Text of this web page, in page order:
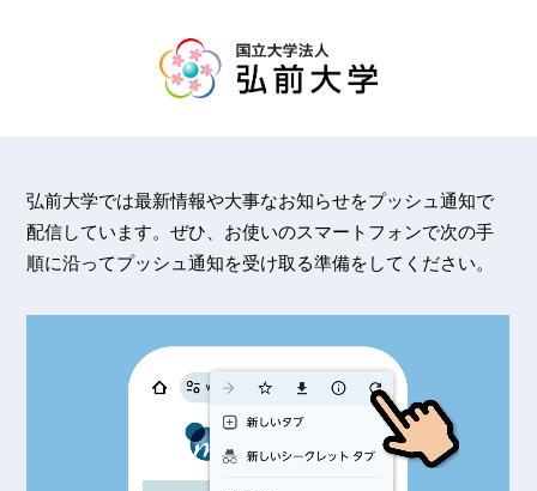
弘前大学では最新情報や大事なお知らせをプッシュ通知で
配信しています。ぜひ、お使いのスマートフォンで次の手
順に沿ってプッシュ通知を受け取る準備をしてください。